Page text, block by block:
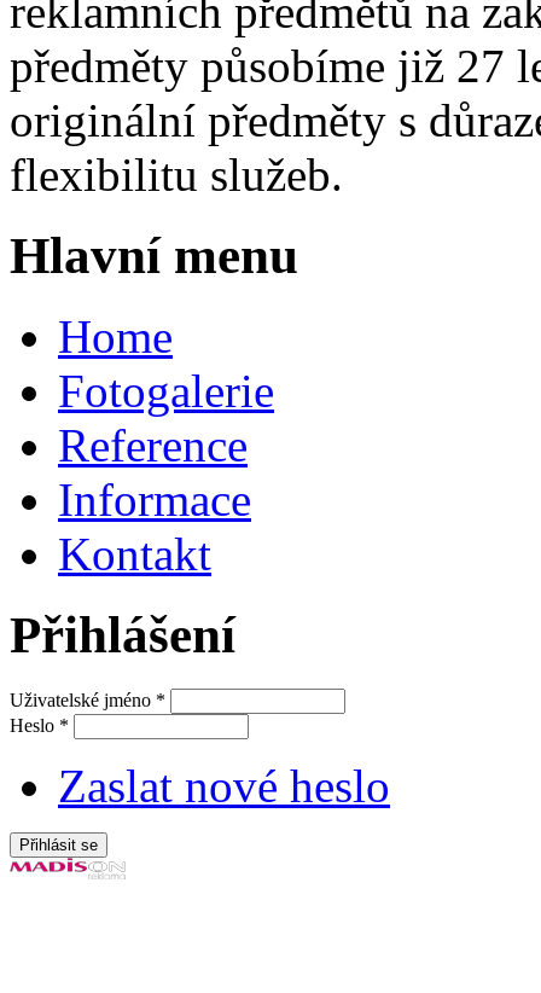
reklamních předmětů na
předměty působíme již 27
originální předměty s
flexibilitu služeb.
Hlavní menu
Home
Fotogalerie
Reference
Informace
Kontakt
Přihlášení
Uživatelské jméno *
Heslo *
Zaslat nové heslo